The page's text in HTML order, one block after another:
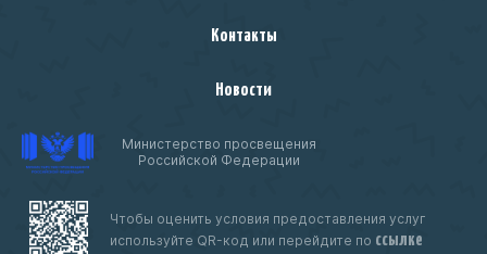
Контакты
Новости
Министерство просвещения
Российской Федерации
Чтобы оценить условия предоставления услуг
используйте QR-код или перейдите по ссылке